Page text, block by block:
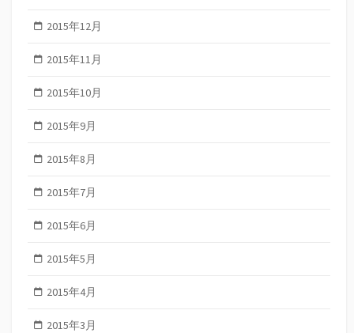
2015年12月
2015年11月
2015年10月
2015年9月
2015年8月
2015年7月
2015年6月
2015年5月
2015年4月
2015年3月